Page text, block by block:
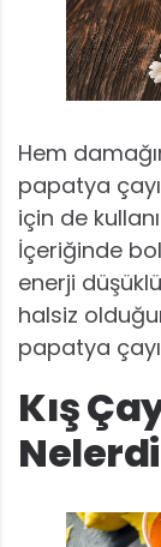
Hem
papatya
için de
İçeriğinde
enerji
halsiz
papatya
Kış